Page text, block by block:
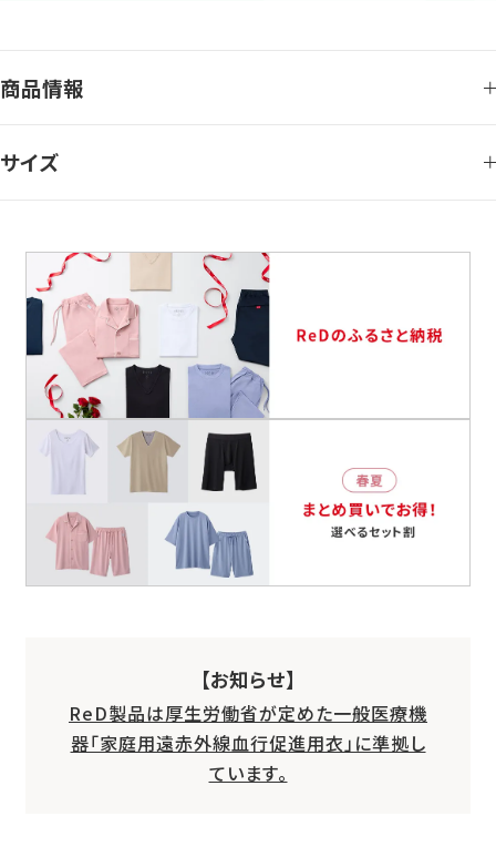
商品情報
サイズ
【お知らせ】
ReD製品は厚生労働省が定めた一般医療機
器「家庭用遠赤外線血行促進用衣」に準拠し
ています。